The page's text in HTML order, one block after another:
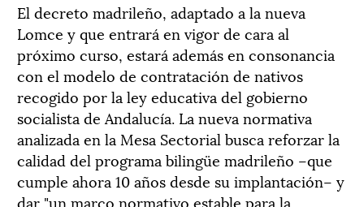
El decreto madrileño, adaptado a la nueva
Lomce y que entrará en vigor de cara al
próximo curso, estará además en consonancia
con el modelo de contratación de nativos
recogido por la ley educativa del gobierno
socialista de Andalucía. La nueva normativa
analizada en la Mesa Sectorial busca reforzar la
calidad del programa bilingüe madrileño –que
cumple ahora 10 años desde su implantación– y
dar "un marco normativo estable para la